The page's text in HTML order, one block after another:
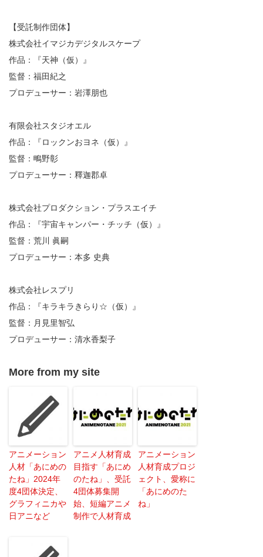
【受託制作団体】
株式会社イマジカデジタルスケープ
作品：『天神（仮）』
監督：福田紀之
プロデューサー：岩澤朋也
有限会社スタジオエル
作品：『ロックンおヨネ（仮）』
監督：鴫野彰
プロデューサー：釋迦郡卓
株式会社プロダクション・プラスエイチ
作品：『宇宙キャンパー・チッチ（仮）』
監督：荒川 眞嗣
プロデューサー：本多 史典
株式会社レスプリ
作品：『キラキラきらり☆（仮）』
監督：月見里智弘
プロデューサー：清水香梨子
More from my site
アニメーション
人材「あにめの
たね」2024年
度4団体決定、
グラフィニカや
日アニなど
アニメ人材育成
目指す「あにめ
のたね」、受託
4団体募集開
始、短編アニメ
制作で人材育成
アニメーション
人材育成プロジ
ェクト、愛称に
「あにめのた
ね」